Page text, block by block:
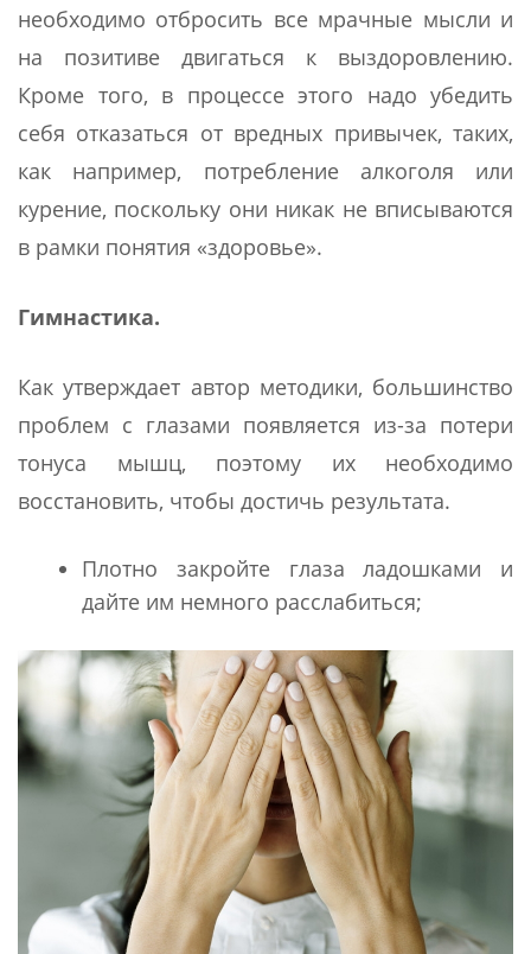
необходимо отбросить все мрачные мысли и
на позитиве двигаться к выздоровлению.
Кроме того, в процессе этого надо убедить
себя отказаться от вредных привычек, таких,
как например, потребление алкоголя или
курение, поскольку они никак не вписываются
в рамки понятия «здоровье».
Гимнастика.
Как утверждает автор методики, большинство
проблем с глазами появляется из-за потери
тонуса мышц, поэтому их необходимо
восстановить, чтобы достичь результата.
Плотно закройте глаза ладошками и
дайте им немного расслабиться;